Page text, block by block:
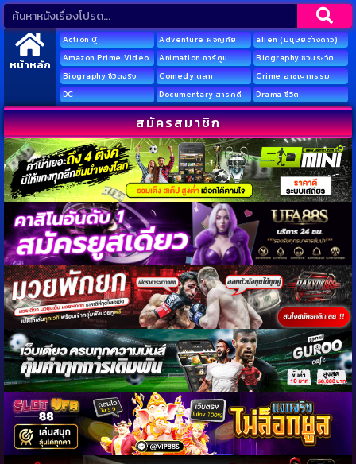
หน้าหลัก
Action บู๊ Adventure ผจญภัย
alien (มนุษย์ต่างดาว)
Amazon Prime Video
Animation การ์ตูน
Biography ชีวประวัติ
Biography ชีวิตจริง
Comedy ตลก
Crime อาชญากรรม
DC
Documentary สารคดี Drama ชีวิต
สมัครสมาชิก